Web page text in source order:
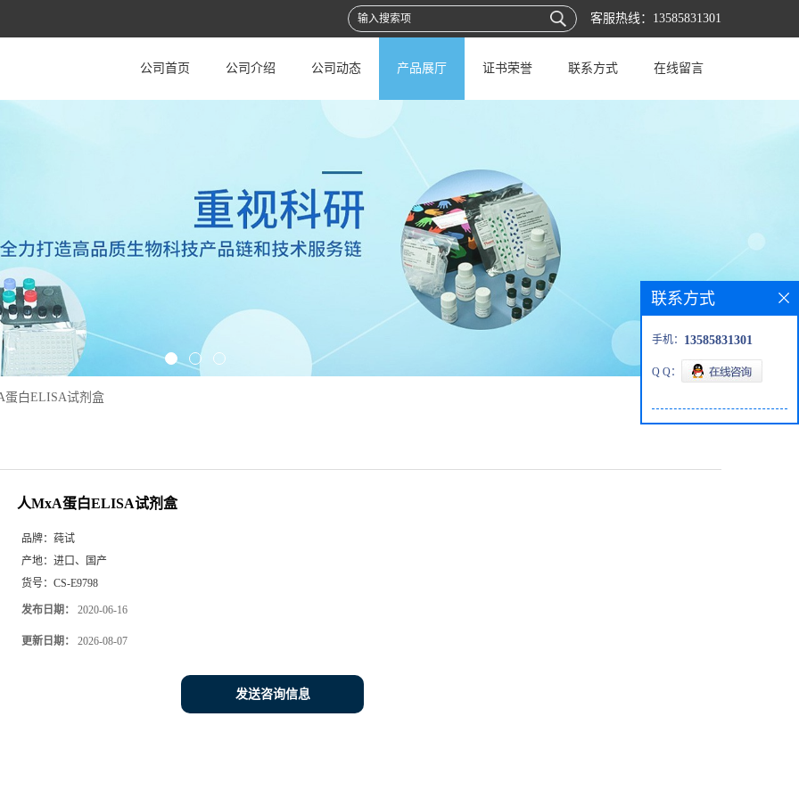
客服热线： 13585831301
公司首页 公司介绍 公司动态 产品展厅 证书荣誉 联系方式 在线留言
蛋白ELISA试剂盒
人MxA蛋白ELISA试剂盒
品牌： 莼试
产地： 进口、国产
货号： CS-E9798
发布日期： 2020-06-16
更新日期： 2026-08-07
发送咨询信息
联系方式
手机： 13585831301
Q Q：